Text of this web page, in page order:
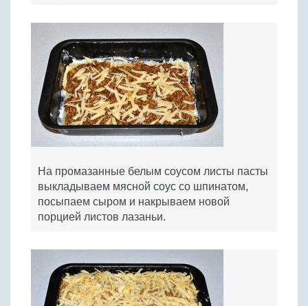
На промазанные белым соусом листы пасты
выкладываем мясной соус со шпинатом,
посыпаем сыром и накрываем новой
порцией листов лазаньи.